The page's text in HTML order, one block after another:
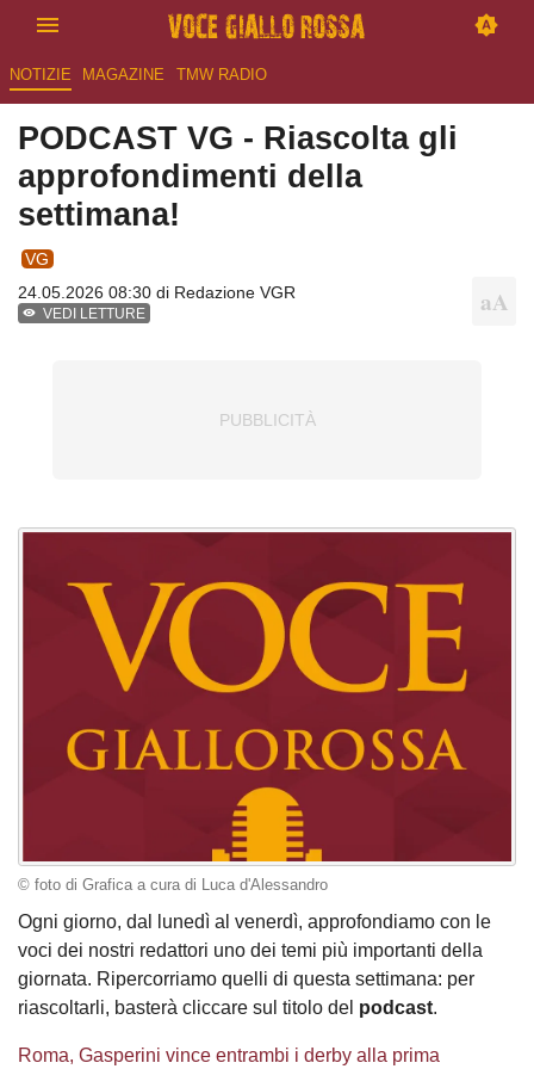
NOTIZIE MAGAZINE TMW RADIO
PODCAST VG - Riascolta gli
approfondimenti della
settimana!
VG
24.05.2026 08:30 di Redazione VGR
VEDI LETTURE
© foto di Grafica a cura di Luca d'Alessandro
Ogni giorno, dal lunedì al venerdì, approfondiamo con le
voci dei nostri redattori uno dei temi più importanti della
giornata. Ripercorriamo quelli di questa settimana: per
riascoltarli, basterà cliccare sul titolo del podcast.
Roma, Gasperini vince entrambi i derby alla prima